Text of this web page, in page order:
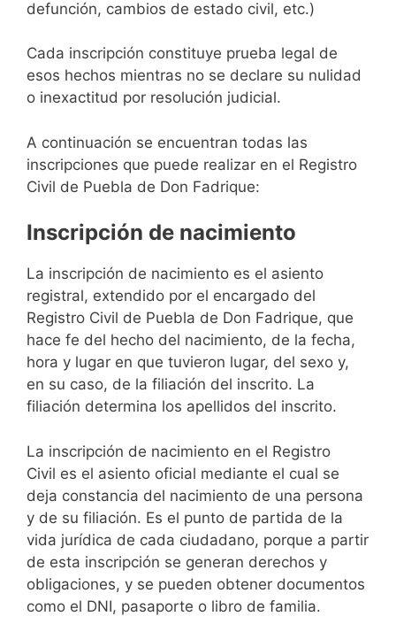
defunción, cambios de estado civil, etc.)
Cada inscripción constituye prueba legal de
esos hechos mientras no se declare su nulidad
o inexactitud por resolución judicial.
A continuación se encuentran todas las
inscripciones que puede realizar en el Registro
Civil de Puebla de Don Fadrique:
Inscripción de nacimiento
La inscripción de nacimiento es el asiento
registral, extendido por el encargado del
Registro Civil de Puebla de Don Fadrique, que
hace fe del hecho del nacimiento, de la fecha,
hora y lugar en que tuvieron lugar, del sexo y,
en su caso, de la filiación del inscrito. La
filiación determina los apellidos del inscrito.
La inscripción de nacimiento en el Registro
Civil es el asiento oficial mediante el cual se
deja constancia del nacimiento de una persona
y de su filiación. Es el punto de partida de la
vida jurídica de cada ciudadano, porque a partir
de esta inscripción se generan derechos y
obligaciones, y se pueden obtener documentos
como el DNI, pasaporte o libro de familia.